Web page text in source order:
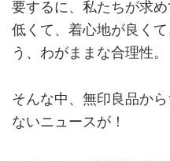
要するに、私たちが求
低くて、着心地が良く
う、わがままな合理性。
そんな中、無印良品か
ないニュースが！